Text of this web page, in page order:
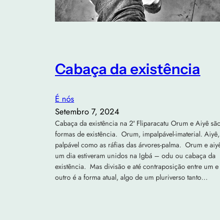
Cabaça da existência
É nós
Setembro 7, 2024
Cabaça da existência na 2ª Fliparacatu Orum e Aiyê
formas de existência. Orum, impalpável-imaterial. Aiyê,
palpável como as ráfias das árvores-palma. Orum e
um dia estiveram unidos na Igbá – odu ou cabaça da
existência. Mas divisão e até contraposição entre um e
outro é a forma atual, algo de um pluriverso tanto…